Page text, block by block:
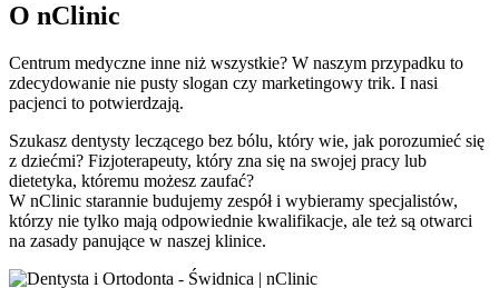
O nClinic
Centrum medyczne inne niż wszystkie? W naszym przypadku to
zdecydowanie nie pusty slogan czy marketingowy trik. I nasi
pacjenci to potwierdzają.
Szukasz dentysty leczącego bez bólu, który wie, jak porozumieć się
z dziećmi? Fizjoterapeuty, który zna się na swojej pracy lub
dietetyka, któremu możesz zaufać?
W nClinic starannie budujemy zespół i wybieramy specjalistów,
którzy nie tylko mają odpowiednie kwalifikacje, ale też są otwarci
na zasady panujące w naszej klinice.